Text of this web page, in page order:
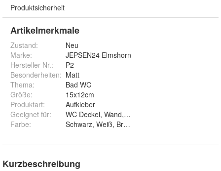
Produktsicherheit
Artikelmerkmale
Zustand:
Neu
Marke:
JEPSEN24 Elmshorn
Hersteller Nr.:
P2
Besonderheiten: Matt
Thema:
Bad WC
Größe:
15x12cm
Produktart:
Aufkleber
Geeignet für:
WC Deckel, Wand, Tür, Schrank
Farbe: Schwarz, Weiß, Braun, Hellbraun, Cafebraun,
Kurzbeschreibung